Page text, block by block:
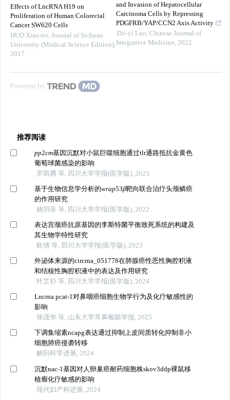
Effects of LncRNA H19 on
Proliferation of Human Colorectal
Cancer SW620 Cells
HUO Xiao-lei, Journal of Sichuan
University (Medical Science Edition),
2017
and Invasion of Hepatocellular
Carcinoma Cells by Repressing
PDGFRB/YAP/CCN2 Axis Activity
Zhi-yi Luo, Chinese Journal of
Integrative Medicine, 2022
Powered by
推荐阅读
pp2cm基因沉默对小鼠巨噬细胞通过tlr通路抵抗金黄色
葡萄球菌感染的影响
罗凯腾 等, 四川大学学报(医学版), 2023
基于生物信息学分析的wrap53β靶向联合治疗头颈鳞癌
的作用研究
姚羽菲 等, 四川大学学报(医学版), 2022
表达宫颈癌抗原基因的李斯特菌平衡致死系统的构建及
其生物学特性研究
欧倩 等, 四川大学学报(医学版), 2023
外泌体来源的circrna_051778在肺腺癌性恶性胸腔积液
和结核性胸腔积液中的表达及作用研究
叶芷杉 等, 四川大学学报(医学版), 2024
Lncrna pcat-1对鼻咽癌细胞生物学行为及化疗敏感性的
影响
张茂华 等, 山东大学耳鼻喉眼学报, 2025
下调集缩素ncapg表达通过抑制上皮间质转化抑制非小
细胞肺癌侵袭转移
解剖科学进展, 2024
沉默nac-1基因对人卵巢癌耐药细胞株skov3ddp裸鼠移
植瘤化疗敏感的影响
现代妇产科进展, 2024